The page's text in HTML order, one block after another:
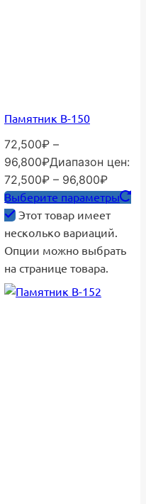
Памятник В-150
72,500₽ –
96,800₽Диапазон цен:
72,500₽ – 96,800₽
Выберите параметры
Этот товар имеет
несколько вариаций.
Опции можно выбрать
на странице товара.